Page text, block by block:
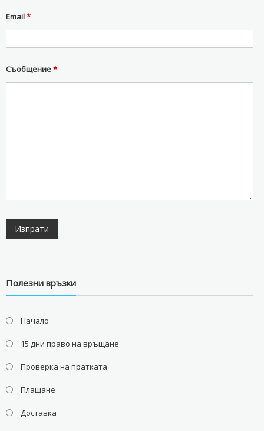
Email*
Съобщение*
Полезни връзки
Начало
15 дни право на връщане
Проверка на пратката
Плащане
Доставка